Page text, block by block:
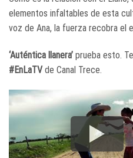
elementos infaltables de esta
voz de Ana, la fuerza recobra el
‘Auténtica llanera’ prueba esto.
#EnLaTVde Canal Trece.